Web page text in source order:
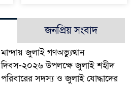
জনপ্রিয় সংবাদ
মান্দায় জুলাই গণঅভ্যুত্থান
দিবস-২০২৬ উপলক্ষে জুলাই শহীদ
পরিবারের সদস্য ও জুলাই যোদ্ধাদের